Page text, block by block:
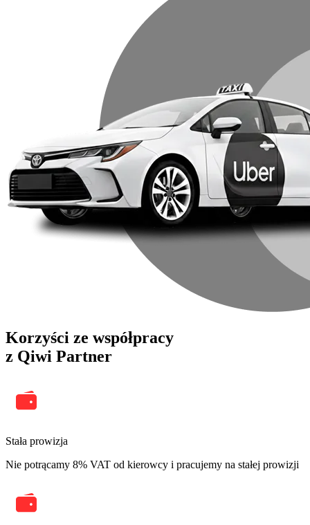
Korzyści ze współpracy
z Qiwi Partner
Stała prowizja
Nie potrącamy 8% VAT od kierowcy i pracujemy na stałej prowizji